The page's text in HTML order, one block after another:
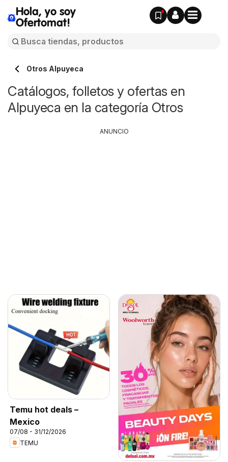
Hola, yo soy
Ofertomat!
Otros Alpuyeca
Catálogos, folletos y ofertas en
Alpuyeca en la categoría Otros
Temu hot deals –
Mexico
07/08 - 31/12/2026
TEMU
ANUNCIO